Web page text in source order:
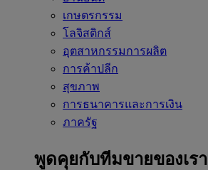
เกษตรกรรม
โลจิสติกส์
อุตสาหกรรมการผลิต
การค้าปลีก
สุขภาพ
การธนาคารและการเงิน
ภาครัฐ
พูดคุยกับทีมขายของเรา